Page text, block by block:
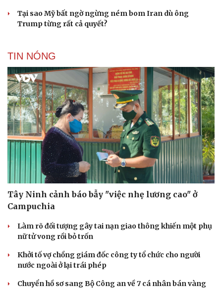
Du lịch
Tư vấn
Săn Tour
check-in
Câu chuyện thời sự
Đọc truyện đêm khuya
Cửa sổ tình yêu
Kể chuyện cho bé
Hạt giống tâm hồn
Tại sao Mỹ bất ngờ ngừng ném bom Iran dù ông
Trump từng rất cả quyết?
TIN NÓNG
Tây Ninh cảnh báo bẫy "việc nhẹ lương cao" ở
Campuchia
Làm rõ đối tượng gây tai nạn giao thông khiến một phụ
nữ tử vong rồi bỏ trốn
Khởi tố vợ chồng giám đốc công ty tổ chức cho người
nước ngoài ở lại trái phép
Chuyển hồ sơ sang Bộ Công an về 7 cá nhân bán vàng